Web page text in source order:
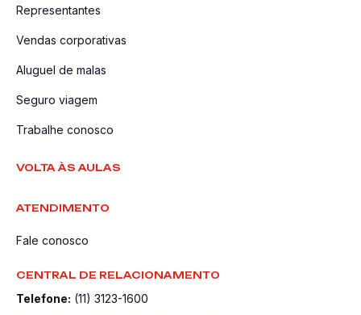
Representantes
Vendas corporativas
Aluguel de malas
Seguro viagem
Trabalhe conosco
VOLTA ÀS AULAS
ATENDIMENTO
Fale conosco
CENTRAL DE RELACIONAMENTO
Telefone: (11) 3123-1600